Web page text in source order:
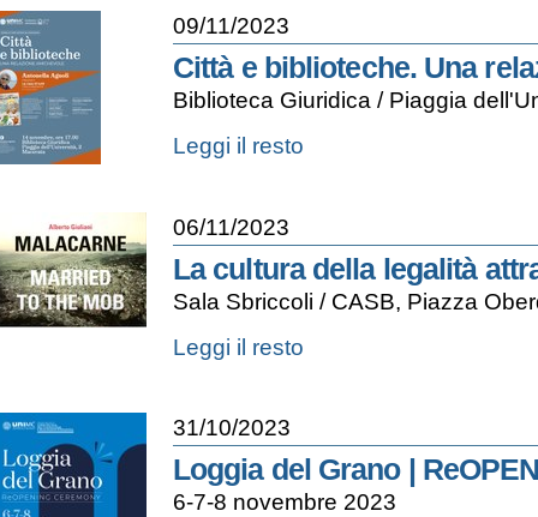
e
nel
cinema.
In
con
I
DUELLANTI
(1977)
-
09/11/2023
Città e biblioteche. Una
Biblioteca Giuridica / Piaggia
Città
relazione
amichevole
-
Leggi il resto
06/11/2023
La cultura della legalità
Sala Sbriccoli / CASB, Piazza
La
cultura
attraverso
la
fotografia
-
Leggi il resto
31/10/2023
Loggia del Grano |
6-7-8 novembre 2023